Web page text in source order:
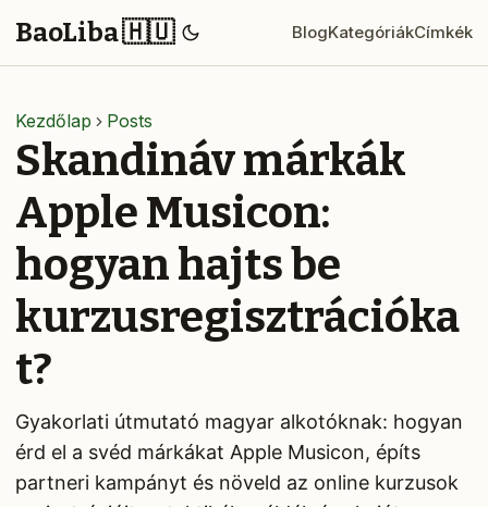
BaoLiba 🇭🇺 BlogKategóriákCímkék
Kezdőlap Posts
Skandináv márkák
Apple Musicon:
hogyan hajts be
kurzusregisztrációka
t?
Gyakorlati útmutató magyar alkotóknak: hogyan
érd el a svéd márkákat Apple Musicon, építs
partneri kampányt és növeld az online kurzusok